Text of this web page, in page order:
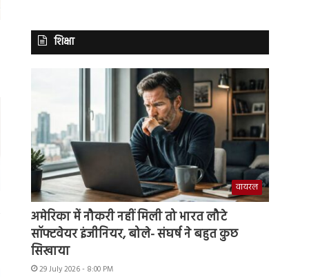
शिक्षा
वायरल
अमेरिका में नौकरी नहीं मिली तो भारत लौटे
सॉफ्टवेयर इंजीनियर, बोले- संघर्ष ने बहुत कुछ
सिखाया
29 July 2026 - 8:00 PM